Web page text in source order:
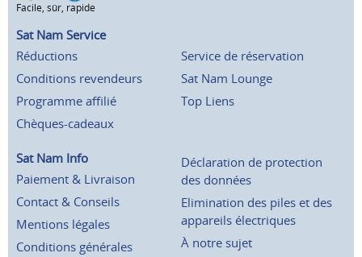
Facile, sûr, rapide
Sat Nam Service
Réductions
Conditions revendeurs
Programme affilié
Chèques-cadeaux
Service de réservation
Sat Nam Lounge
Top Liens
Sat Nam Info
Paiement & Livraison
Contact & Conseils
Mentions légales
Conditions générales
Déclaration de protection
des données
Elimination des piles et des
appareils électriques
À notre sujet